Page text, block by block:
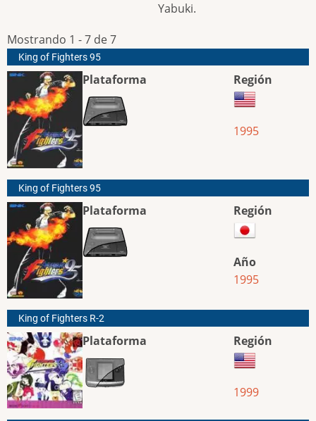
Yabuki.
Mostrando 1 - 7 de 7
King of Fighters 95
Plataforma Región
1995
King of Fighters 95
Plataforma Región
Año
1995
King of Fighters R-2
Plataforma Región
1999